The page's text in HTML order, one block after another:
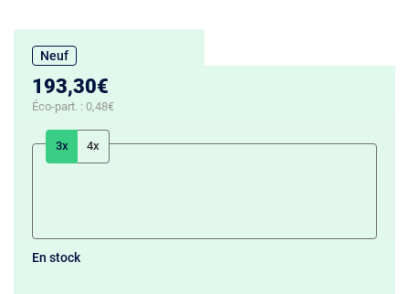
Neuf
193,30€
Éco-part. : 0,48€
3x 4x
En stock